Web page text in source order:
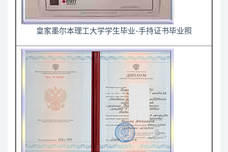
皇家墨尔本理工大学学生毕业-手持证书毕业照